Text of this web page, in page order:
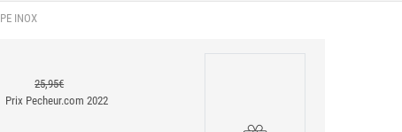
INOX
25,95€
Prix Pecheur.com 2022